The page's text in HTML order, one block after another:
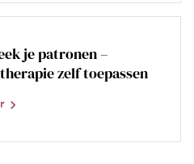
je patronen –
zelf toepassen